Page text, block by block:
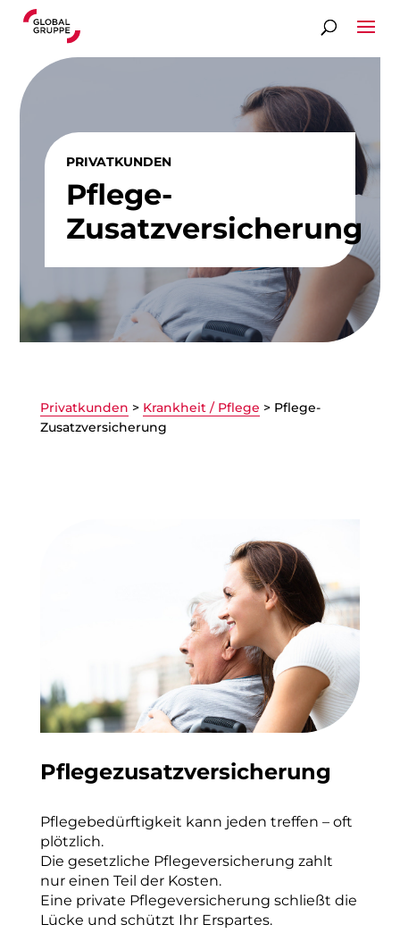
PRIVATKUNDEN
Pflege-
Zusatzversicherung
Privatkunden > Krankheit / Pflege > Pflege-
Zusatzversicherung
Pflegezusatzversicherung
Pflegebedürftigkeit kann jeden treffen – oft
plötzlich.
Die gesetzliche Pflegeversicherung zahlt
nur einen Teil der Kosten.
Eine private Pflegeversicherung schließt die
Lücke und schützt Ihr Erspartes.